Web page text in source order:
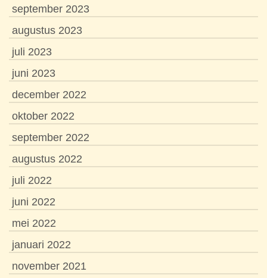
september 2023
augustus 2023
juli 2023
juni 2023
december 2022
oktober 2022
september 2022
augustus 2022
juli 2022
juni 2022
mei 2022
januari 2022
november 2021